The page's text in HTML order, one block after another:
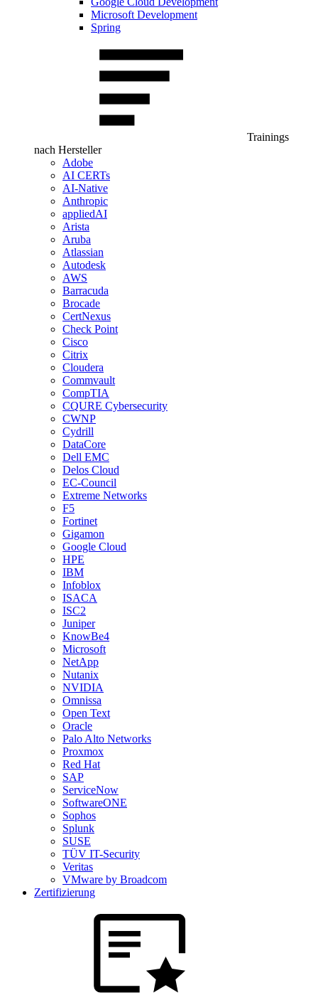
Microsoft Development
Spring
Trainings
nach Hersteller
Adobe
AI CERTs
AI-Native
Anthropic
appliedAI
Arista
Aruba
Atlassian
Autodesk
AWS
Barracuda
Brocade
CertNexus
Check Point
Cisco
Citrix
Cloudera
Commvault
CompTIA
CQURE Cybersecurity
CWNP
Cydrill
DataCore
Dell EMC
Delos Cloud
EC-Council
Extreme Networks
F5
Fortinet
Gigamon
Google Cloud
HPE
IBM
Infoblox
ISACA
ISC2
Juniper
KnowBe4
Microsoft
NetApp
Nutanix
NVIDIA
Omnissa
Open Text
Oracle
Palo Alto Networks
Proxmox
Red Hat
SAP
ServiceNow
SoftwareONE
Sophos
Splunk
SUSE
TÜV IT-Security
Veritas
VMware by Broadcom
Zertifizierung